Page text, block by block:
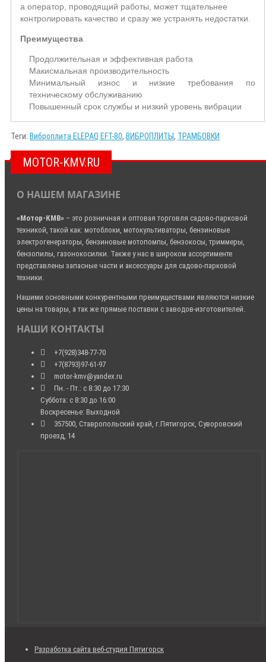
а оператор, проводящий работы, может тщательнее
контролировать качество и сразу же устранять недостатки.
Преимущества
Продолжительная и эффективная работа
Макисмальная производительность
Минимальный износ и низкие требования по
техническому обслуживанию
Повышенный срок службы и низкий уровень вибрации
Теги: Виброплита ELEPAQ EFT-80, ВИБРОПЛИТЫ, ТРАМБОВКИ
MOTOR-KMV.RU
О НАШЕМ МАГАЗИНЕ
«Мотор-КМВ» – это розничная и оптовая торговля садово-парковой
техникой, такой как: мотоблоки, мотокультиваторы, бензиновые
электрогенераторы, бензиновые мотопомпы, бензокосы, триммеры,
бензопилы, газонокосилки. Также у нас в широком ассортименте
представлены запасные части и аксессуары для садово-парковой
техники.
Нашими основными конкурентными преимуществами являются низкие
цены на товары, а так же прямые поставки с заводов-изготовителей.
НАШИ КОНТАКТЫ
+7(928)348-77-70
+7(8793)97-61-97
motor-kmv@yandex.ru
Пн. - Пт.: с 8:30 до 17:30
Суббота: с 8:30 до 16:00
Воскресенье: Выходной
357500, Ставропольский край, г.Пятигорск, Суворовский
проезд, 14
Разработка сайта веб-студия Пятигорск